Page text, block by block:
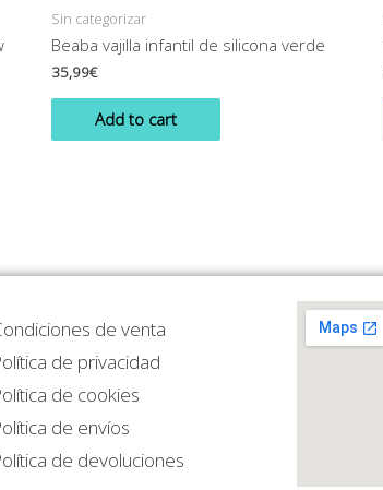
Sin categorizar
Beaba vajilla infantil de silicona verde
35,99€
Add to cart
de venta
de privacidad
de cookies
de envíos
de devoluciones